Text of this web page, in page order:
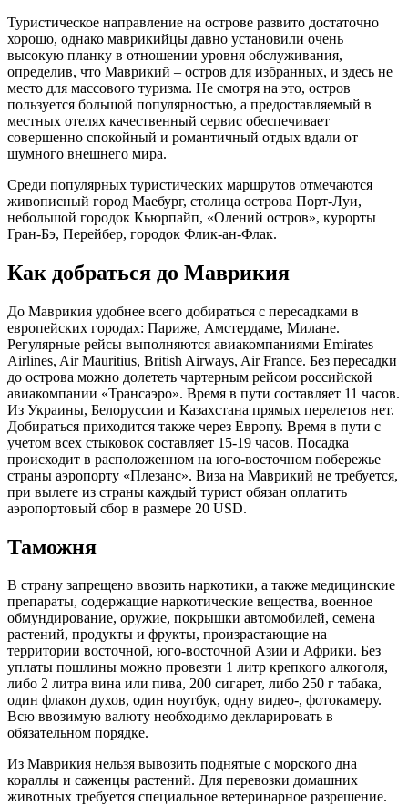
Туристическое направление на острове развито достаточно
хорошо, однако маврикийцы давно установили очень
высокую планку в отношении уровня обслуживания,
определив, что Маврикий – остров для избранных, и здесь не
место для массового туризма. Не смотря на это, остров
пользуется большой популярностью, а предоставляемый в
местных отелях качественный сервис обеспечивает
совершенно спокойный и романтичный отдых вдали от
шумного внешнего мира.
Среди популярных туристических маршрутов отмечаются
живописный город Маебург, столица острова Порт-Луи,
небольшой городок Кьюрпайп, «Олений остров», курорты
Гран-Бэ, Перейбер, городок Флик-ан-Флак.
Как добраться до Маврикия
До Маврикия удобнее всего добираться с пересадками в
европейских городах: Париже, Амстердаме, Милане.
Регулярные рейсы выполняются авиакомпаниями Emirates
Airlines, Air Mauritius, British Airways, Air France. Без пересадки
до острова можно долететь чартерным рейсом российской
авиакомпании «Трансаэро». Время в пути составляет 11 часов.
Из Украины, Белоруссии и Казахстана прямых перелетов нет.
Добираться приходится также через Европу. Время в пути с
учетом всех стыковок составляет 15-19 часов. Посадка
происходит в расположенном на юго-восточном побережье
страны аэропорту «Плезанс». Виза на Маврикий не требуется,
при вылете из страны каждый турист обязан оплатить
аэропортовый сбор в размере 20 USD.
Таможня
В страну запрещено ввозить наркотики, а также медицинские
препараты, содержащие наркотические вещества, военное
обмундирование, оружие, покрышки автомобилей, семена
растений, продукты и фрукты, произрастающие на
территории восточной, юго-восточной Азии и Африки. Без
уплаты пошлины можно провезти 1 литр крепкого алкоголя,
либо 2 литра вина или пива, 200 сигарет, либо 250 г табака,
один флакон духов, один ноутбук, одну видео-, фотокамеру.
Всю ввозимую валюту необходимо декларировать в
обязательном порядке.
Из Маврикия нельзя вывозить поднятые с морского дна
кораллы и саженцы растений. Для перевозки домашних
животных требуется специальное ветеринарное разрешение.